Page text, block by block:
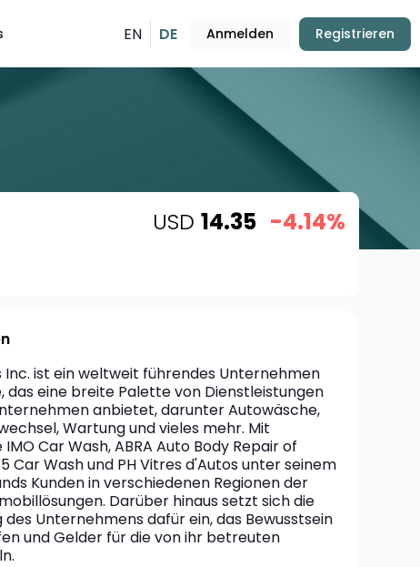
EN DE Anmelden Registrieren
USD 14.35 -4.14%
Inc. ist ein weltweit führendes Unternehmen
eine breite Palette von Dienstleistungen
anbietet, darunter Autowäsche,
Wartung und vieles mehr. Mit
Car Wash, ABRA Auto Body Repair of
Car Wash und PH Vitres d'Autos unter seinem
Kunden in verschiedenen Regionen der
Darüber hinaus setzt sich die
Unternehmens dafür ein, das Bewusstsein
und Gelder für die von ihr betreuten